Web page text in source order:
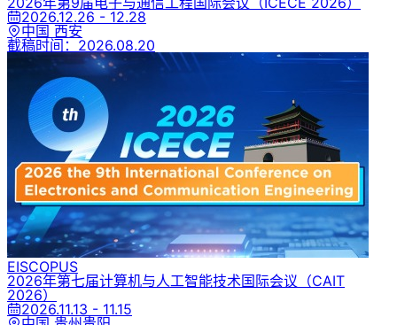
2026.12.26 - 12.28
中国 西安
截稿时间： 2026.08.20
EISCOPUS
2026年第七届计算机与人工智能技术国际会议 （CAIT
2026）
2026.11.13 - 11.15